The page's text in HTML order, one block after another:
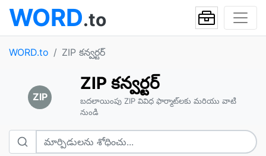
WORD.to
WORD.to ZIP కన్వర్టర్
ZIP
ZIP కన్వర్టర్
బదలాయింపు ZIP వివిధ ఫార్మాట్‌లకు మరియు వాటి
నుండి